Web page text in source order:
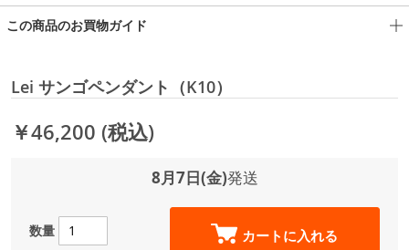
この商品のお買物ガイド
Lei サンゴペンダント（K10）
￥46,200 (税込)
8月7日(金)発送
数量 カートに入れる